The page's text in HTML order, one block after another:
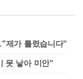
제가 틀렸습니다"
못 낳아 미안"